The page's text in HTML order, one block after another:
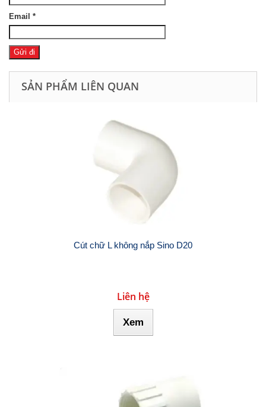
Email *
SẢN PHẨM LIÊN QUAN
Cút chữ L không nắp Sino D20
Liên hệ
Xem